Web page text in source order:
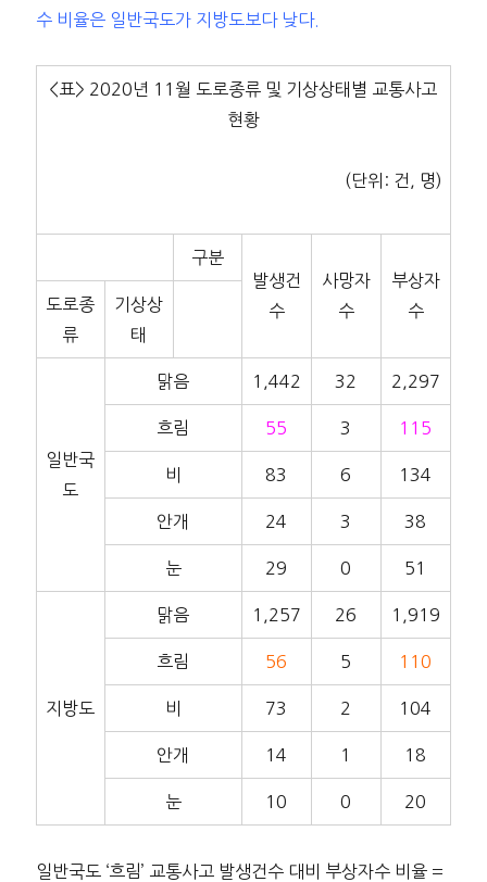
수 비율은 일반국도가 지방도보다 낮다.
<표> 2020년 11월 도로종류 및 기상상태별 교통사고
현황
(단위: 건, 명)
구분
발생건
수
사망자
수
부상자
수
도로종
류
기상상
태
일반국
도
맑음 1,442 32 2,297
흐림 55 3 115
비 83 6 134
안개 24 3 38
눈 29 0 51
지방도
맑음 1,257 26 1,919
흐림 56 5 110
비 73 2 104
안개 14 1 18
눈 10 0 20
일반국도 ‘흐림’ 교통사고 발생건수 대비 부상자수 비율 =